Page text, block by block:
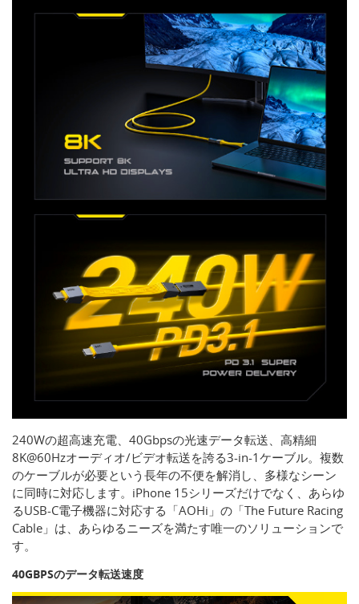
240Wの超高速充電、40Gbpsの光速データ転送、高精細
8K@60Hzオーディオ/ビデオ転送を誇る3-in-1ケーブル。複数
のケーブルが必要という長年の不便を解消し、多様なシーン
に同時に対応します。iPhone 15シリーズだけでなく、あらゆ
るUSB-C電子機器に対応する「AOHi」の「The Future Racing
Cable」は、あらゆるニーズを満たす唯一のソリューションで
す。
40GBPSのデータ転送速度